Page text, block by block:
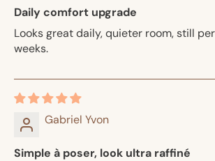
Daily comfort upgrade
Looks great daily, quieter room, still
weeks.
Gabriel Yvon
Simple à poser, look ultra raffiné